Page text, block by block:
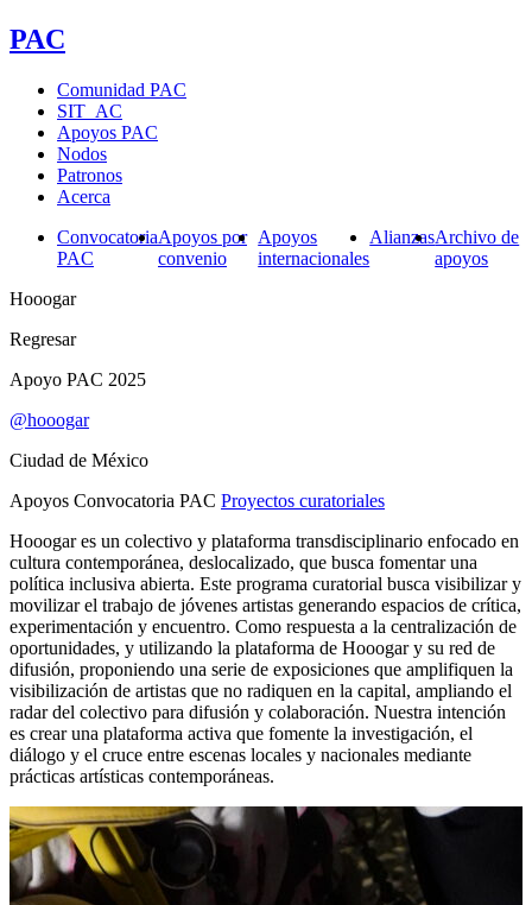
PAC
Comunidad PAC
SIT_AC
Apoyos PAC
Nodos
Patronos
Acerca
Convocatoria
PAC
Apoyos por
convenio
Apoyos
internacionales
AlianzasArchivo de
apoyos
Hooogar
Regresar
Apoyo PAC 2025
@hooogar
Ciudad de México
Apoyos Convocatoria PAC Proyectos curatoriales
Hooogar es un colectivo y plataforma transdisciplinario enfocado en
cultura contemporánea, deslocalizado, que busca fomentar una
política inclusiva abierta. Este programa curatorial busca visibilizar y
movilizar el trabajo de jóvenes artistas generando espacios de crítica,
experimentación y encuentro. Como respuesta a la centralización de
oportunidades, y utilizando la plataforma de Hooogar y su red de
difusión, proponiendo una serie de exposiciones que amplifiquen la
visibilización de artistas que no radiquen en la capital, ampliando el
radar del colectivo para difusión y colaboración. Nuestra intención
es crear una plataforma activa que fomente la investigación, el
diálogo y el cruce entre escenas locales y nacionales mediante
prácticas artísticas contemporáneas.